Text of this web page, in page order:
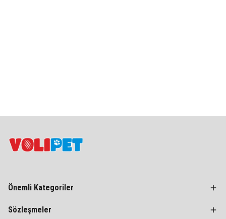
Önemli Kategoriler
Sözleşmeler